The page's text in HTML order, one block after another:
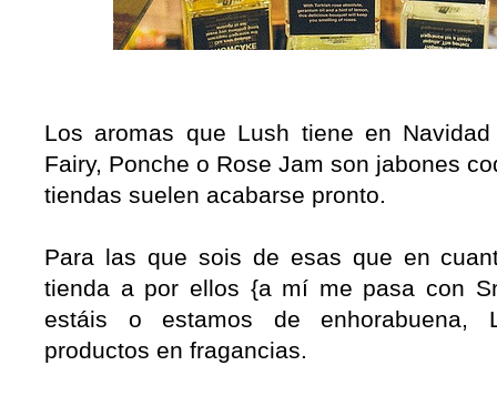
Los aromas que Lush tiene en
Fairy, Ponche o Rose Jam son jabones
tiendas suelen acabarse pronto.
Para las que sois de esas que en
tienda a por ellos {a mí me pasa con
estáis o estamos de enhorabuena,
productos en fragancias.